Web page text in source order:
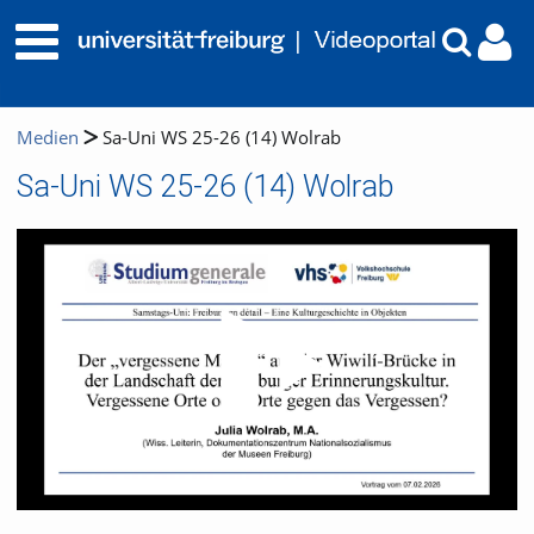
Medien Sa-Uni WS 25-26 (14) Wolrab
Sa-Uni WS 25-26 (14) Wolrab